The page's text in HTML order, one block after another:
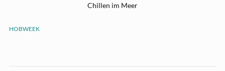
Chillen im Meer
HOBWEEK